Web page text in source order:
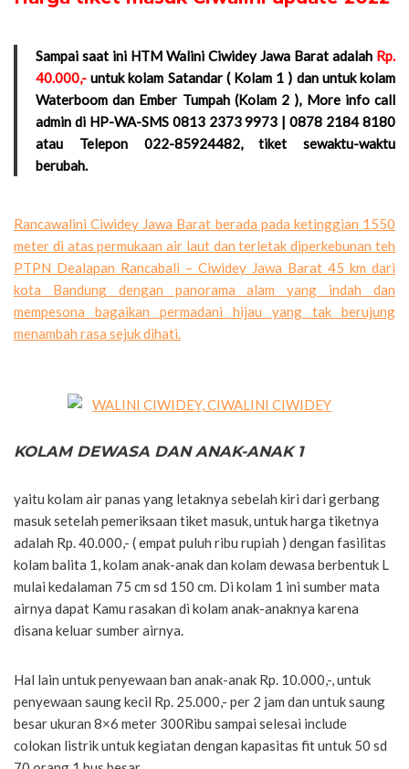
Sampai saat ini HTM Walini Ciwidey Jawa Barat adalah Rp.
40.000,- untuk kolam Satandar ( Kolam 1 ) dan untuk kolam
Waterboom dan Ember Tumpah (Kolam 2 ), More info call
admin di HP-WA-SMS 0813 2373 9973 | 0878 2184 8180
atau Telepon 022-85924482, tiket sewaktu-waktu
berubah.
Rancawalini Ciwidey Jawa Barat berada pada ketinggian 1550
meter di atas permukaan air laut dan terletak diperkebunan teh
PTPN Dealapan Rancabali – Ciwidey Jawa Barat 45 km dari
kota Bandung dengan panorama alam yang indah dan
mempesona bagaikan permadani hijau yang tak berujung
menambah rasa sejuk dihati.
KOLAM DEWASA DAN ANAK-ANAK 1
yaitu kolam air panas yang letaknya sebelah kiri dari gerbang
masuk setelah pemeriksaan tiket masuk, untuk harga tiketnya
adalah Rp. 40.000,- ( empat puluh ribu rupiah ) dengan fasilitas
kolam balita 1, kolam anak-anak dan kolam dewasa berbentuk L
mulai kedalaman 75 cm sd 150 cm. Di kolam 1 ini sumber mata
airnya dapat Kamu rasakan di kolam anak-anaknya karena
disana keluar sumber airnya.
Hal lain untuk penyewaan ban anak-anak Rp. 10.000,-, untuk
penyewaan saung kecil Rp. 25.000,- per 2 jam dan untuk saung
besar ukuran 8×6 meter 300Ribu sampai selesai include
colokan listrik untuk kegiatan dengan kapasitas fit untuk 50 sd